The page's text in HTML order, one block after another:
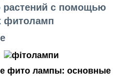
с помощью
фитоламп
фито лампы: основные